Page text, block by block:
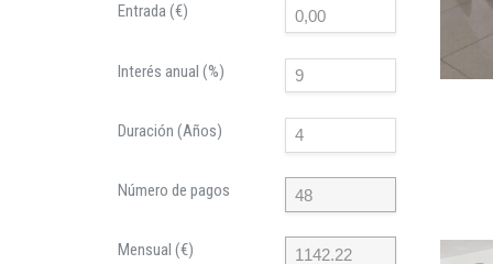
Entrada (€)
Interés anual (%)
Duración (Años)
Número de pagos
Mensual (€)